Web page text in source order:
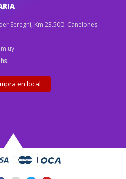
Seregni, Km 23.500. Canelones
en local